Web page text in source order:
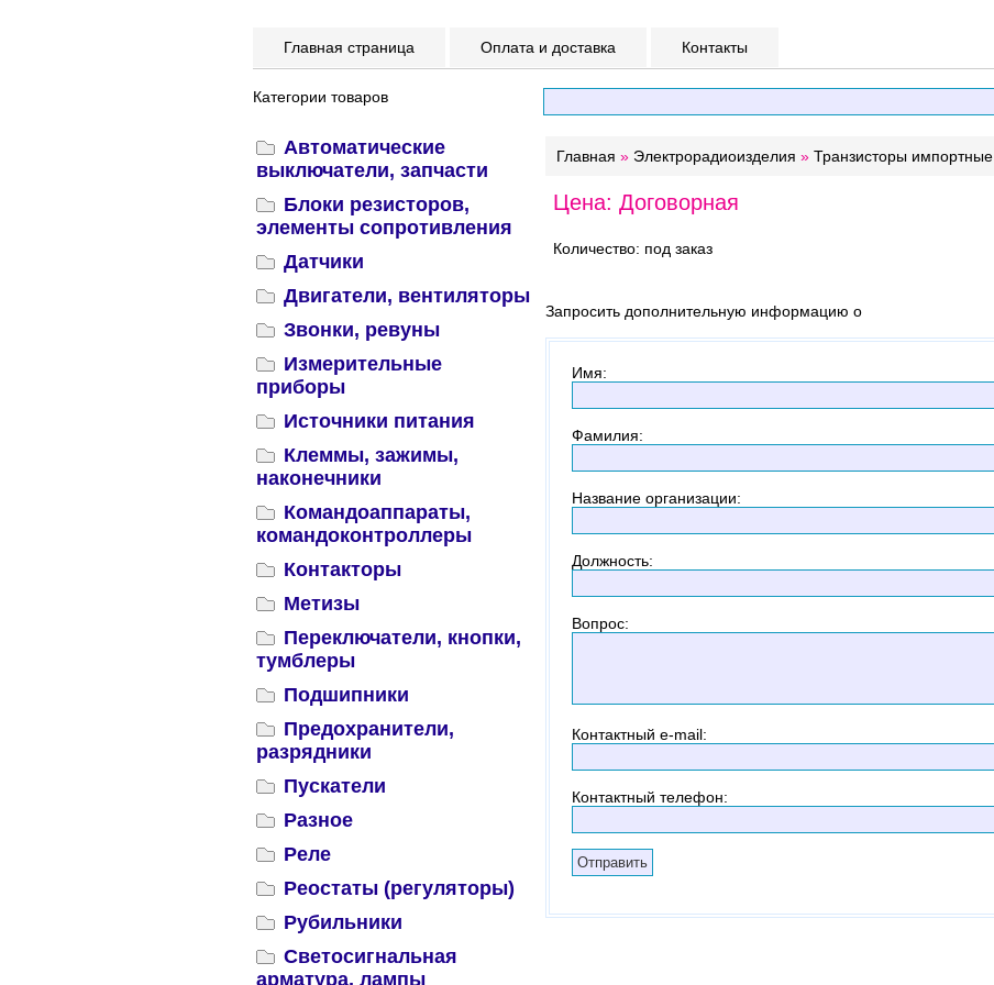
Главная страница Оплата и доставка Контакты
Категории товаров
Автоматические
выключатели, запчасти
Блоки резисторов,
элементы сопротивления
Датчики
Двигатели, вентиляторы
Звонки, ревуны
Измерительные
приборы
Источники питания
Клеммы, зажимы,
наконечники
Командоаппараты,
командоконтроллеры
Контакторы
Метизы
Переключатели, кнопки,
тумблеры
Подшипники
Предохранители,
разрядники
Пускатели
Разное
Реле
Реостаты (регуляторы)
Рубильники
Светосигнальная
арматура, лампы
Главная » Электрорадиоизделия » Транзисторы импортные
Цена: Договорная
Количество: под заказ
Запросить дополнительную информацию о
Имя:
Фамилия:
Название организации:
Должность:
Вопрос:
Контактный e-mail:
Контактный телефон: